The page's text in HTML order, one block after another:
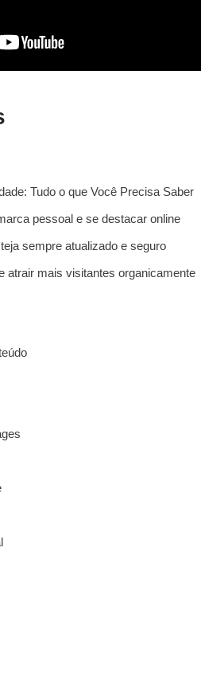
Tudo o que Você Precisa Saber
pessoal e se destacar online
sempre atualizado e seguro
atrair mais visitantes organicamente